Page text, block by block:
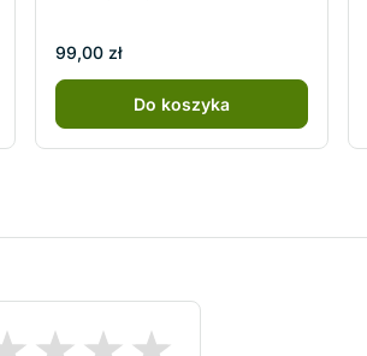
99,00 zł
Do koszyka